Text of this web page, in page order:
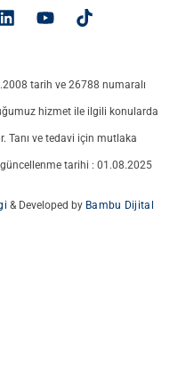
tarih ve 26788 numaralı
hizmet ile ilgili konularda
Tanı ve tedavi için mutlaka
tarihi : 01.08.2025
& Developed by Bambu Dijital